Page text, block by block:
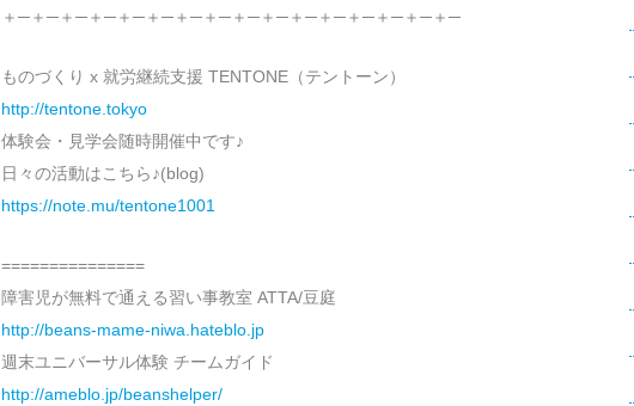
＋─＋─＋─＋─＋─＋─＋─＋─＋─＋─＋─＋─＋─＋─＋─＋─
ものづくり x 就労継続支援 TENTONE（テントーン）
http://tentone.tokyo
体験会・見学会随時開催中です♪
日々の活動はこちら♪(blog)
https://note.mu/tentone1001
===============
障害児が無料で通える習い事教室 ATTA/豆庭
http://beans-mame-niwa.hateblo.jp
週末ユニバーサル体験 チームガイド
http://ameblo.jp/beanshelper/